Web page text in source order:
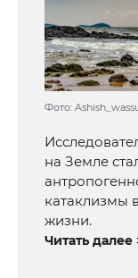
Фото:
на Земле
катаклизмы
жизни.
Читать далее